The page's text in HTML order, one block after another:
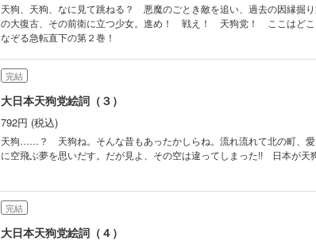
天狗、天狗、なに見て跳ねる？ 悪魔のごとき敵を追い、過去の因縁掘
の大復古、その前衛に立つ少女。進め！ 戦え！ 天狗党！ ここはど
なぞる急転直下の第２巻！
完結
大日本天狗党絵詞（３）
792円 (税込)
天狗……？ 天狗ね。そんな昔もあったかしらね。流れ流れて北の町、
に空飛ぶ夢を思いだす。だが見よ、その空は違ってしまった!! 日本が天
完結
大日本天狗党絵詞（４）